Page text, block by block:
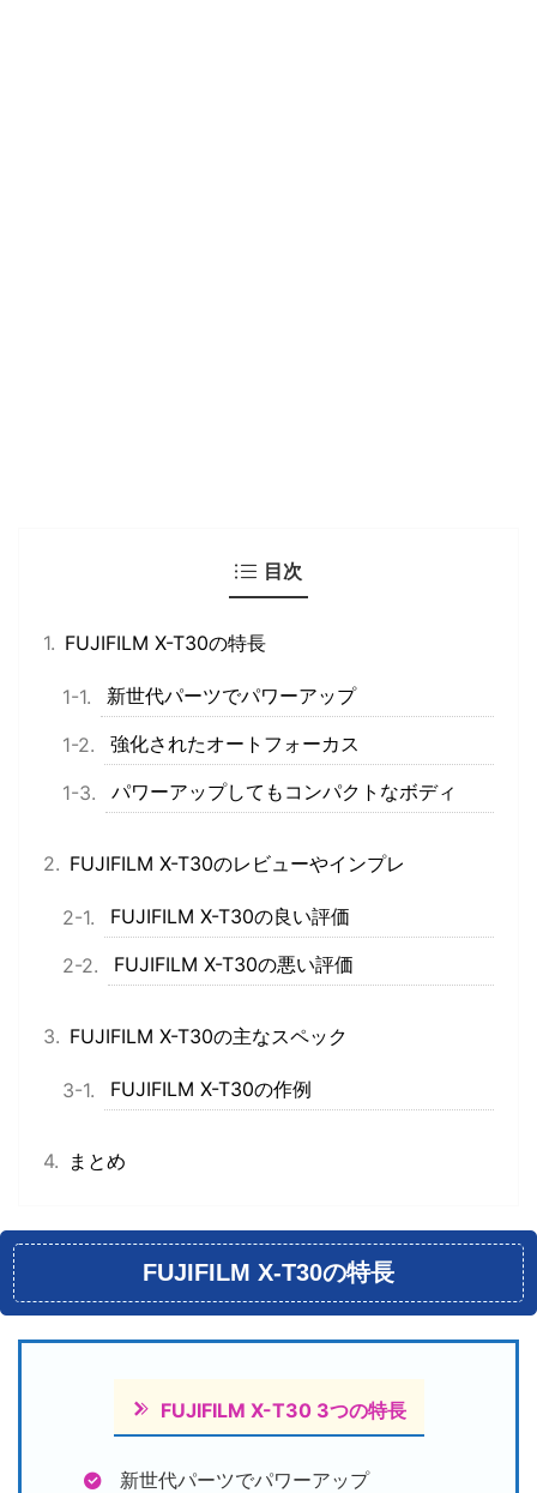
目次
FUJIFILM X-T30の特長
新世代パーツでパワーアップ
強化されたオートフォーカス
パワーアップしてもコンパクトなボディ
FUJIFILM X-T30のレビューやインプレ
FUJIFILM X-T30の良い評価
FUJIFILM X-T30の悪い評価
FUJIFILM X-T30の主なスペック
FUJIFILM X-T30の作例
まとめ
FUJIFILM X-T30の特長
FUJIFILM X-T30 3つの特長
新世代パーツでパワーアップ